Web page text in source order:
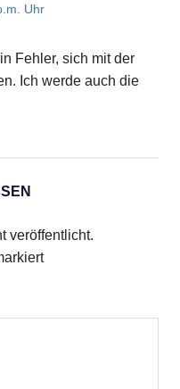
Uhr
Fehler, sich mit der
Ich werde auch die
veröffentlicht.